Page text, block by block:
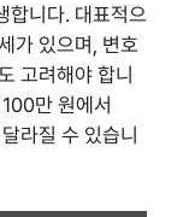
합니다. 대표적으
가 있으며, 변호
고려해야 합니
만 원에서
라질 수 있습니